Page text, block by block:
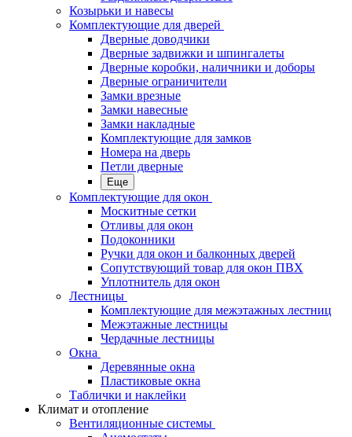
Козырьки и навесы
Комплектующие для дверей
Дверные доводчики
Дверные задвижки и шпингалеты
Дверные коробки, наличники и доборы
Дверные ограничители
Замки врезные
Замки навесные
Замки накладные
Комплектующие для замков
Номера на дверь
Петли дверные
Еще
Комплектующие для окон
Москитные сетки
Отливы для окон
Подоконники
Ручки для окон и балконных дверей
Сопутствующий товар для окон ПВХ
Уплотнитель для окон
Лестницы
Комплектующие для межэтажных лестниц
Межэтажные лестницы
Чердачные лестницы
Окна
Деревянные окна
Пластиковые окна
Таблички и наклейки
Климат и отопление
Вентиляционные системы